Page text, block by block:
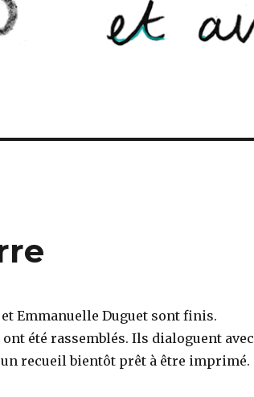
Emmanuelle Duguet sont finis.
été rassemblés. Ils dialoguent avec
recueil bientôt prêt à être imprimé.